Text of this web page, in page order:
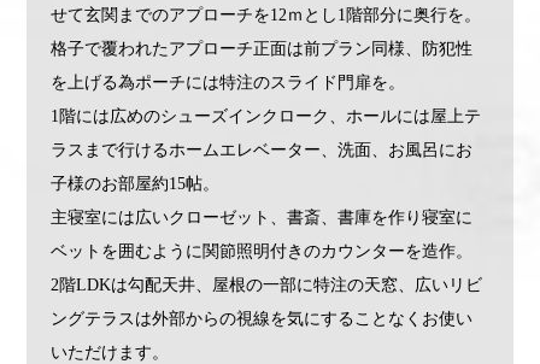
せて玄関までのアプローチを12ｍとし1階部分に奥行を。
格子で覆われたアプローチ正面は前プラン同様、防犯性
を上げる為ポーチには特注のスライド門扉を。
1階には広めのシューズインクローク、ホールには屋上テ
ラスまで行けるホームエレベーター、洗面、お風呂にお
子様のお部屋約15帖。
主寝室には広いクローゼット、書斎、書庫を作り寝室に
ベットを囲むように関節照明付きのカウンターを造作。
2階LDKは勾配天井、屋根の一部に特注の天窓、広いリビ
ングテラスは外部からの視線を気にすることなくお使い
いただけます。